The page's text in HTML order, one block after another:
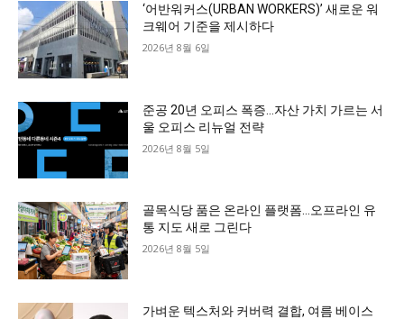
‘어반워커스(URBAN WORKERS)’ 새로운 워
크웨어 기준을 제시하다
2026년 8월 6일
준공 20년 오피스 폭증…자산 가치 가르는 서
울 오피스 리뉴얼 전략
2026년 8월 5일
골목식당 품은 온라인 플랫폼…오프라인 유
통 지도 새로 그린다
2026년 8월 5일
가벼운 텍스처와 커버력 결합, 여름 베이스